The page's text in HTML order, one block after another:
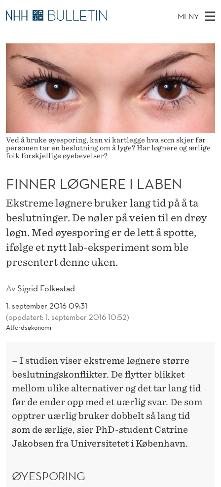
F
N
N
Ø
G
E
R
E
L
A
B
E
N
MENY
O
V
D
N
Y
Ø
Stipendiater og nye forskerprofiler
Disputaser
Ekspertutvalg
Om Bulletin
Ved å bruke øyesporing, kan vi kartlegge hva som skjer før
personen tar en beslutning om å lyge? Har løgnere og ærlige
folk forskjellige øyebevelser?
AvSigrid Folkestad
1. september 2016 09:31
(oppdatert: 1. september 2016 10:52)
Atferdsøkonomi
FINNER LØGNERE I LABEN
Ekstreme løgnere bruker lang tid på å ta
beslutninger. De nøler på veien til en drøy
løgn. Med øyesporing er de lett å spotte,
ifølge et nytt lab-eksperiment som ble
presentert denne uken.
– I studien viser ekstreme løgnere større
beslutningskonflikter. De flytter blikket
mellom ulike alternativer og det tar lang tid
før de ender opp med et uærlig svar. De som
opptrer uærlig bruker dobbelt så lang tid
som de ærlige, sier PhD-student Catrine
Jakobsen fra Universitetet i København.
ØYESPORING